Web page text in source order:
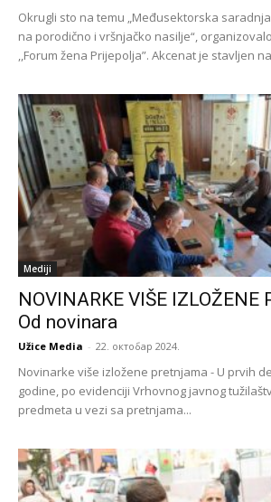
Okrugli sto na temu „Međusektorska
na porodično i vršnjačko nasilje“,
,,Forum žena Prijepolja”. Akcenat je stavljen
Mediji
NOVINARKE VIŠE
Od novinara
Užice Media - 22. октобар 2024.
Novinarke više izložene pretnjama - U prvih
godine, po evidenciji Vrhovnog javnog
predmeta u vezi sa pretnjama...